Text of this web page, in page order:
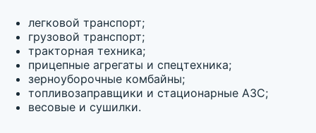
легковой транспорт;
грузовой транспорт;
тракторная техника;
прицепные агрегаты и спецтехника;
зерноуборочные комбайны;
топливозаправщики и стационарные АЗС;
весовые и сушилки.